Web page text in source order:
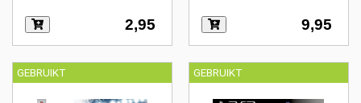
2,95 9,95
GEBRUIKT GEBRUIKT